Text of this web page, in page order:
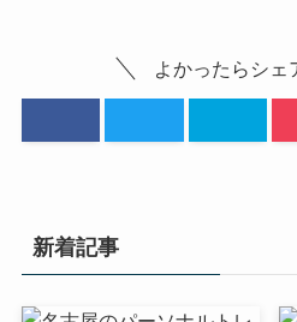
よかったらシェ
新着記事